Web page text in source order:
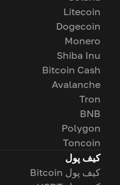
Litecoin
Dogecoin
Monero
Shiba Inu
Bitcoin Cash
Avalanche
Tron
BNB
Polygon
Toncoin
کیف پول
کیف پول Bitcoin